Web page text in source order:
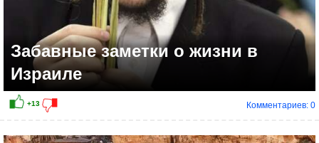
Забавные заметки о жизни в
Израиле
Комментариев: 0